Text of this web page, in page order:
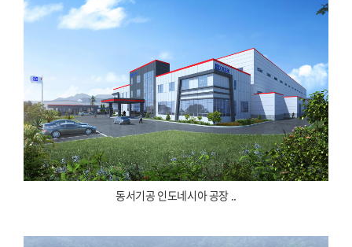
동서기공 인도네시아 공장 ..